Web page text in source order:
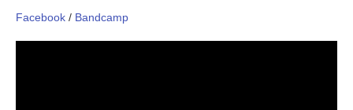
Facebook / Bandcamp